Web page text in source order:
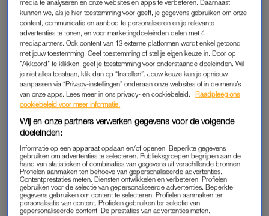
Volgens het ministerie van Transport bieden winterbanden in
de zomer “minder grip en een langere remweg.” Boetes lopen
op van €422 tot €1682. In extreme gevallen kan de politie zelfs
je kentekenbewijs innemen.
SPANJE: FLITSLAMP VERPLICHT VANAF
2026
Vanaf 1 januari 2026 moet elke auto met een Spaans kenteken
een zogehetenV16-flitslamp op het dak hebben bij pech
knippert fel oranje en is tot 1 kilometer zichtbaar. De lamp
vervangt de gevarendriehoek en is veiliger, vooral op drukke of
donkere wegen. Boetes zonder lamp kunnen oplopen tot
€200.
media te analyseren en onze websites en apps te verbeteren. Daarnaast
kunnen we, als je hier toestemming voor geeft, je gegevens gebruiken om onze
content, communicatie en aanbod te personaliseren en je relevante
advertenties te tonen, en voor marketingdoeleinden delen met 4
mediapartners. Ook content van 13 externe platformen wordt enkel getoond
met jouw toestemming. Geef toestemming of stel je eigen keuze in. Door op
"Akkoord" te klikken, geef je toestemming voor onderstaande doeleinden. Wil
je niet alles toestaan, klik dan op “Instellen”. Jouw keuze kun je opnieuw
aanpassen via “Privacy-instellingen” onderaan onze websites of in de menu’s
van onze apps. Lees meer in ons privacy- en cookiebeleid.
Raadpleeg ons
cookiebeleid voor meer informatie.
Wij en onze partners verwerken gegevens voor de volgende
doeleinden:
Informatie op een apparaat opslaan en/of openen. Beperkte gegevens
gebruiken om advertenties te selecteren. Publieksgroepen begrijpen aan de
hand van statistieken of combinaties van gegevens uit verschillende bronnen.
Profielen aanmaken ten behoeve van gepersonaliseerde advertenties.
Contentprestaties meten. Diensten ontwikkelen en verbeteren. Profielen
gebruiken voor de selectie van gepersonaliseerde advertenties. Beperkte
gegevens gebruiken om content te selecteren. Profielen aanmaken ter
personalisatie van content. Profielen gebruiken ter selectie van
gepersonaliseerde content. De prestaties van advertenties meten.